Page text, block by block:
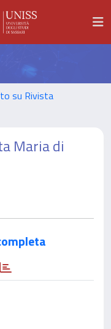
su Rivista
Maria di